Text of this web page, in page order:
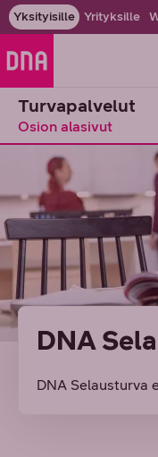
Yksityisille Yrityksille
Turvapalvelut
Osion alasivut
DNA
DNA Selausturva